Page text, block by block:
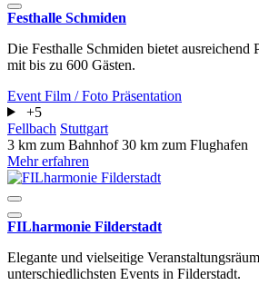
Festhalle Schmiden
Die Festhalle Schmiden bietet ausreichend
mit bis zu 600 Gästen.
Event Film / Foto Präsentation
+5
Fellbach Stuttgart
3 km zum Bahnhof30 km zum Flughafen
Mehr erfahren
FILharmonie Filderstadt
Elegante und vielseitige
unterschiedlichsten Events in Filderstadt.